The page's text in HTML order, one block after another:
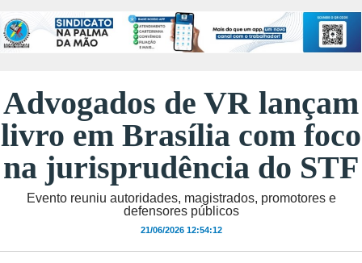
Advogados de VR lançam
livro em Brasília com foco
na jurisprudência do STF
Evento reuniu autoridades, magistrados, promotores e
defensores públicos
21/06/2026 12:54:12